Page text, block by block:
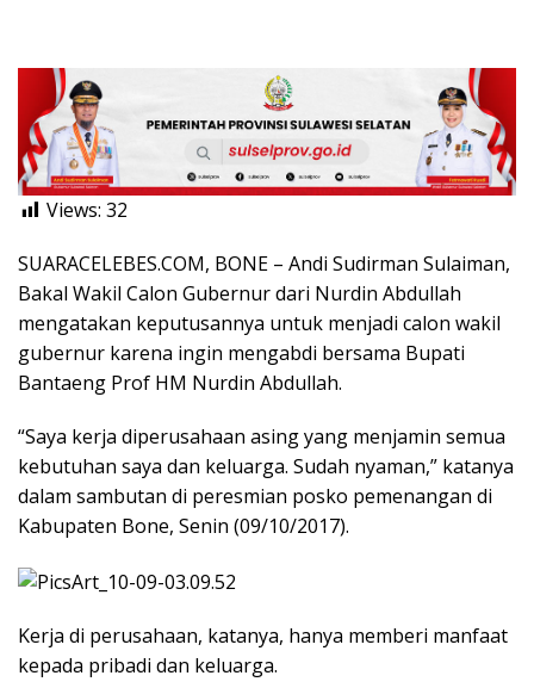
Views: 32
SUARACELEBES.COM, BONE – Andi Sudirman Sulaiman,
Bakal Wakil Calon Gubernur dari Nurdin Abdullah
mengatakan keputusannya untuk menjadi calon wakil
gubernur karena ingin mengabdi bersama Bupati
Bantaeng Prof HM Nurdin Abdullah.
“Saya kerja diperusahaan asing yang menjamin semua
kebutuhan saya dan keluarga. Sudah nyaman,” katanya
dalam sambutan di peresmian posko pemenangan di
Kabupaten Bone, Senin (09/10/2017).
Kerja di perusahaan, katanya, hanya memberi manfaat
kepada pribadi dan keluarga.